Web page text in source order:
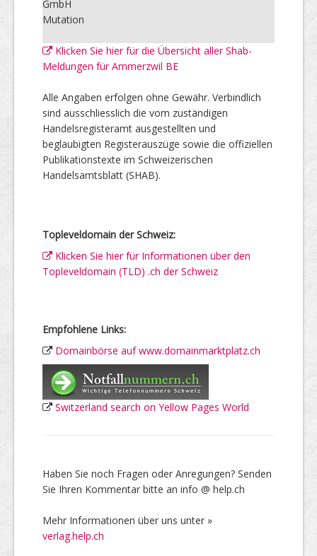
GmbH
Mutation
Klicken Sie hier für die Übersicht aller Shab-
Meldungen für Ammerzwil BE
Alle Angaben erfolgen ohne Gewähr. Verbindlich
sind ausschliesslich die vom zuständigen
Handelsregisteramt ausgestellten und
beglaubigten Registerauszüge sowie die offiziellen
Publikationstexte im Schweizerischen
Handelsamtsblatt (SHAB).
Topleveldomain der Schweiz:
Klicken Sie hier für Informationen über den
Topleveldomain (TLD) .ch der Schweiz
Empfohlene Links:
Domainbörse auf www.domainmarktplatz.ch
Switzerland search on Yellow Pages World
Haben Sie noch Fragen oder Anregungen? Senden
Sie Ihren Kommentar bitte an info @ help.ch
Mehr Informationen über uns unter »
verlag.help.ch